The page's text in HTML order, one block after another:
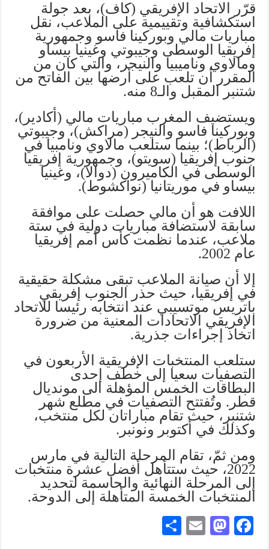
قرّر الاتحاد الإفريقي (كاف)، بعد جولة
استكشافية وتقييمية على الملاعب، نقل
مباريات مالي وبوركينا فاسو وجمهورية
إفريقيا الوسطى وجيبوتي وغينيا بيساو
ومالاوي وناميبيا والنيجر، والتي كان من
المقرر أن تلعب على أرضها بين الفاتح من
شتنبر المقبل والـ8 منه.
ويستضيف المغرب مباريات مالي (أكادير)،
وبوركينا فاسو والنيجر (مراكش)، وجيبوتي
(الرباط)؛ بينما ستلعب مالاوي ونامبيا في
جنوب إفريقيا (سويتو)، وجمهورية إفريقيا
الوسطى في الكاميرون (دوالا)، وغينيا
بيساو في موريتانيا (نواكشوط).
اللافت هو أن مالي حصلت على موافقة
سابقة لاستضافة مباريات دولية في ستة
ملاعب، عندما نظمت كأس أمم إفريقيا
عام 2002.
إلا أن صيانة الملاعب تبقى مشكلة حقيقية
في إفريقيا، حيث حذر الجنوب إفريقي
باتريس موتسيبي عند انتخابه رئيسا للاتحاد
الإفريقي الاتحادات المعنية من ضرورة
اتخاذ إجراءات جذرية.
ستلعب المنتخبات الإفريقية الأربعون في
التصفيات سعيا إلى خطف إحدى
البطاقات الخمس المؤهلة الى مونديال
قطر. وتُفتتح التصفيات في مطلع شهر
شتنبر، حيث تقام مباراتان لكل منتخب،
وكذلك في أكتوبر ونونبر.
ومن ثمّ، تقام المرحلة التالية في مارس
2022، حيث ستتأهل أفضل عشرة منتخبات
إلى المرحلة النهائية والحاسمة لتحديد
المنتخبات الخمسة المتأهلة إلى الدوحة.
Fa
M
E